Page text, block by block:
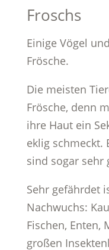
Froschs
Einige Vögel
Frösche.
Die meisten
Frösche, denn
ihre Haut ein
eklig schmeckt.
sind sogar sehr
Sehr gefährdet
Nachwuchs:
Fischen, Enten,
großen